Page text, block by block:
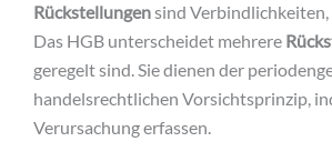
Rückstellungensind Verbindlichkeiten,
Das HGB unterscheidet mehrere
geregelt sind. Sie dienen der
handelsrechtlichen Vorsichtsprinzip,
Verursachung erfassen.